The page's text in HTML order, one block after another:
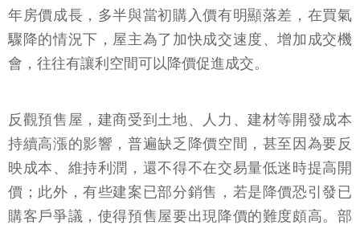
年房價成長，多半與當初購入價有明顯落差，在買氣
驟降的情況下，屋主為了加快成交速度、增加成交機
會，往往有讓利空間可以降價促進成交。
反觀預售屋，建商受到土地、人力、建材等開發成本
持續高漲的影響，普遍缺乏降價空間，甚至因為要反
映成本、維持利潤，還不得不在交易量低迷時提高開
價；此外，有些建案已部分銷售，若是降價恐引發已
購客戶爭議，使得預售屋要出現降價的難度頗高。部